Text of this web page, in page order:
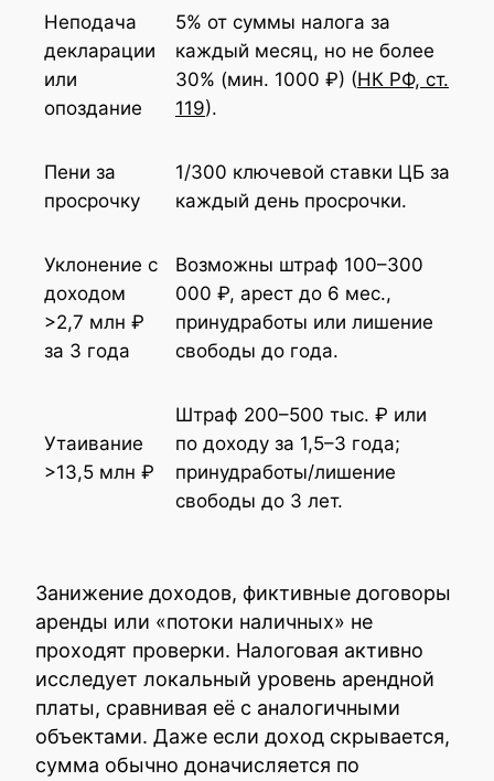
Неподача
декларации
или
опоздание
5% от суммы налога за
каждый месяц, но не более
30% (мин. 1000 ₽) (НК РФ, ст.
119).
Пени за
просрочку
1/300 ключевой ставки ЦБ за
каждый день просрочки.
Уклонение с
доходом
>2,7 млн ₽
за 3 года
Возможны штраф 100–300
000 ₽, арест до 6 мес.,
принудработы или лишение
свободы до года.
Утаивание
>13,5 млн ₽
Штраф 200–500 тыс. ₽ или
по доходу за 1,5–3 года;
принудработы/лишение
свободы до 3 лет.
Занижение доходов, фиктивные договоры
аренды или «потоки наличных» не
проходят проверки. Налоговая активно
исследует локальный уровень арендной
платы, сравнивая её с аналогичными
объектами. Даже если доход скрывается,
сумма обычно доначисляется по